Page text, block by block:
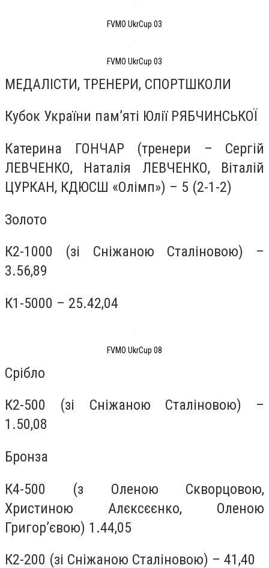
FVMO UkrCup 03
FVMO UkrCup 03
МЕДАЛІСТИ, ТРЕНЕРИ, СПОРТШКОЛИ
Кубок України пам’яті Юлії РЯБЧИНСЬКОЇ
Катерина ГОНЧАР (тренери – Сергій
ЛЕВЧЕНКО, Наталія ЛЕВЧЕНКО, Віталій
ЦУРКАН, КДЮСШ «Олімп») – 5 (2-1-2)
Золото
К2-1000 (зі Сніжаною Сталіновою) –
3.56,89
К1-5000 – 25.42,04
FVMO UkrCup 08
Срібло
К2-500 (зі Сніжаною Сталіновою) –
1.50,08
Бронза
К4-500 (з Оленою Скворцовою,
Христиною Алєксєєнко, Оленою
Григор’євою) 1.44,05
К2-200 (зі Сніжаною Сталіновою) – 41,40